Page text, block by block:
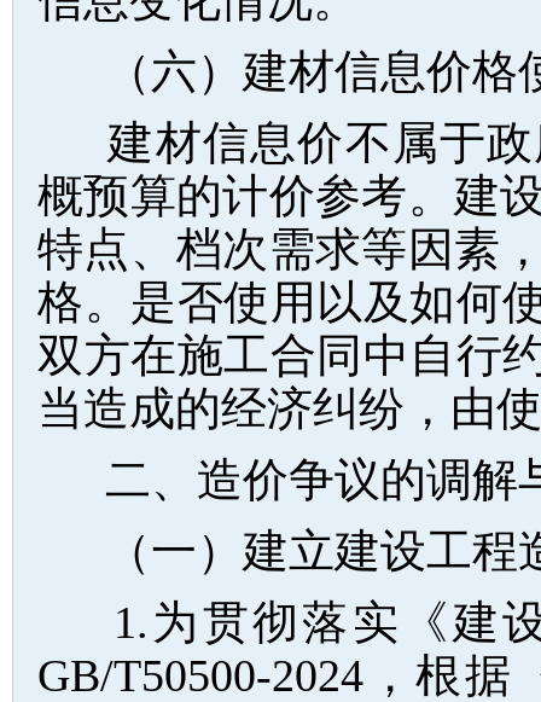
（六）建材信息价格
建材信息价不属于
概预算的计价参考。建
特点、档次需求等因素
格。是否使用以及如何
双方在施工合同中自行
当造成的经济纠纷，由
二、造价争议的调解
（一）建立建设工
1.为贯彻落实《建
GB/T50500-2024，根